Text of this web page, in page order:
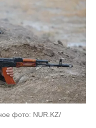
фото: NUR.KZ/